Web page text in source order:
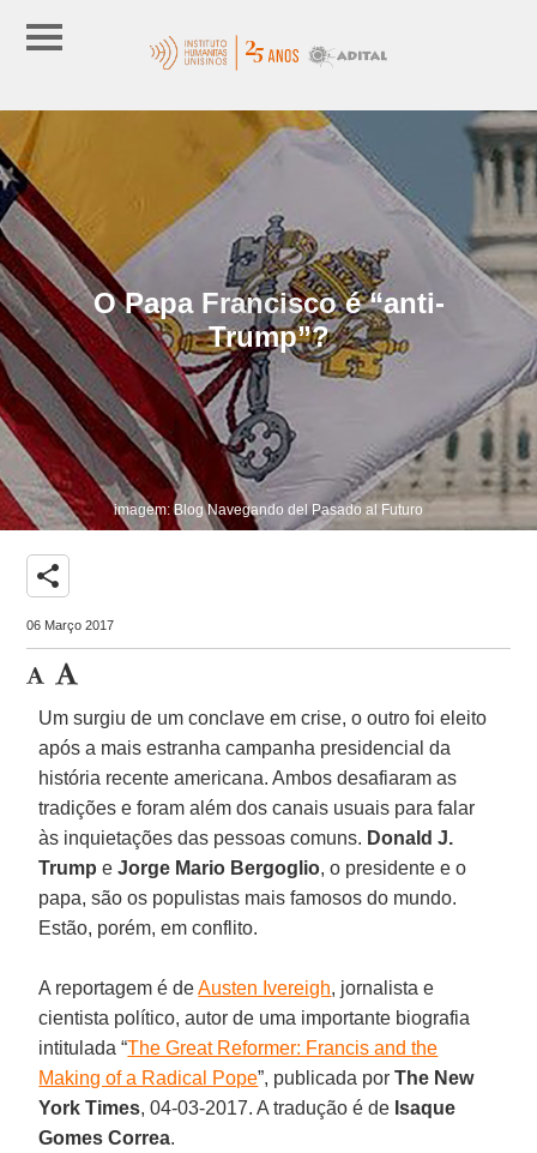
O Papa Francisco é “anti-
Trump”?
imagem: Blog Navegando del Pasado al Futuro
share
06 Março 2017
Um surgiu de um conclave em crise, o outro foi eleito
após a mais estranha campanha presidencial da
história recente americana. Ambos desafiaram as
tradições e foram além dos canais usuais para falar
às inquietações das pessoas comuns. Donald J.
Trump eJorge Mario Bergoglio, o presidente e o
papa, são os populistas mais famosos do mundo.
Estão, porém, em conflito.
A reportagem é deAusten Ivereigh, jornalista e
cientista político, autor de uma importante biografia
intitulada “The Great Reformer: Francis and the
Making of a Radical Pope”, publicada porThe New
York Times, 04-03-2017. A tradução é de Isaque
Gomes Correa.